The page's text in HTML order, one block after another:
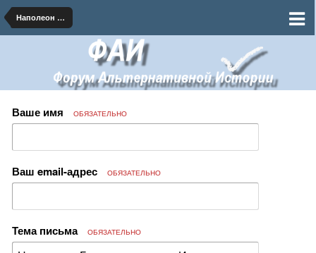
Наполеон Альтернативный
Ваше имя ОБЯЗАТЕЛЬНО
Ваш email-адрес ОБЯЗАТЕЛЬНО
Тема письма ОБЯЗАТЕЛЬНО